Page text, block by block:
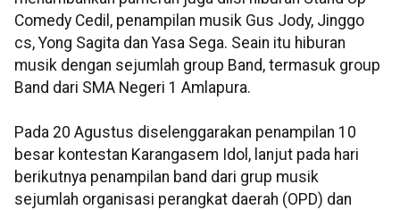
Comedy Cedil, penampilan musik Gus Jody, Jinggo
cs, Yong Sagita dan Yasa Sega. Seain itu hiburan
musik dengan sejumlah group Band, termasuk group
Band dari SMA Negeri 1 Amlapura.
Pada 20 Agustus diselenggarakan penampilan 10
besar kontestan Karangasem Idol, lanjut pada hari
berikutnya penampilan band dari grup musik
sejumlah organisasi perangkat daerah (OPD) dan